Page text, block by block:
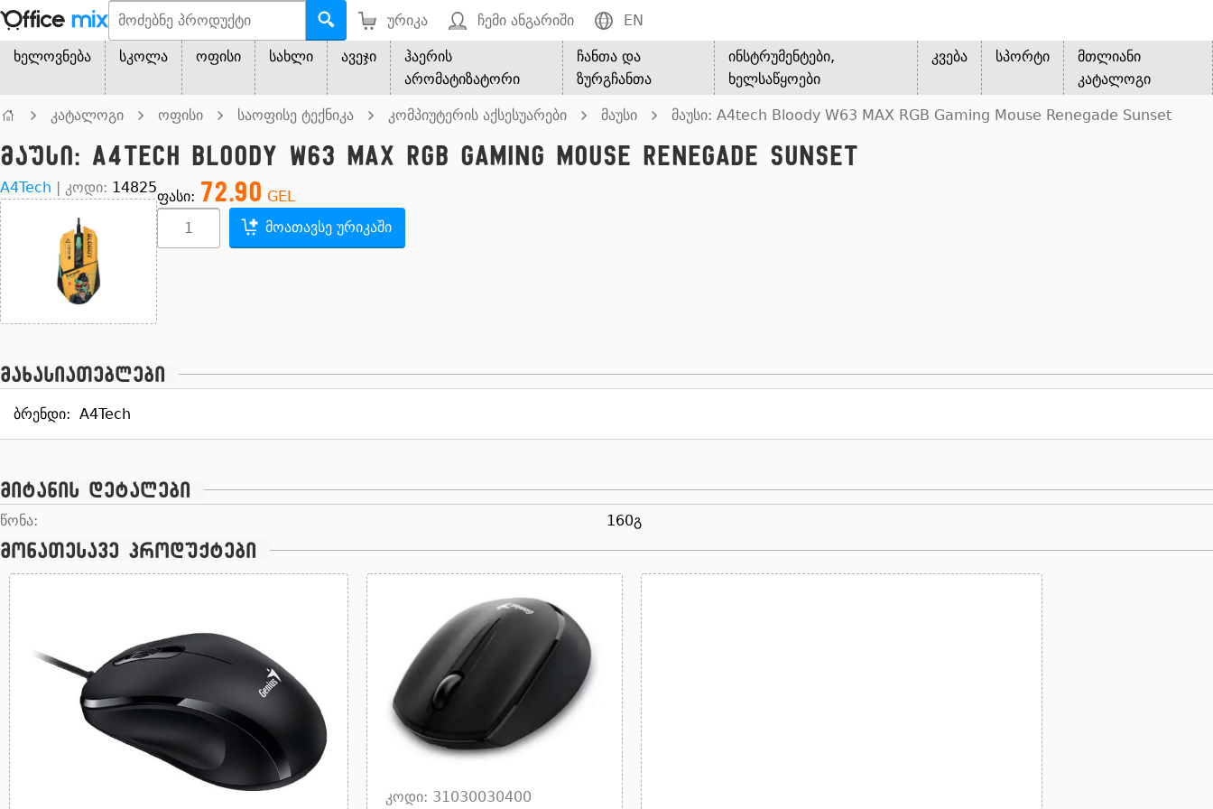
ურიკა ჩემი ანგარიში EN
ხელოვნება სკოლა ოფისი სახლი ავეჯი
ჰაერის
არომატიზატორი
ჩანთა და
ზურგჩანთა
ინსტრუმენტები,
ხელსაწყოები
კვება სპორტი
მთლიანი
კატალოგი
კატალოგი ოფისი საოფისე ტექნიკა კომპიუტერის აქსესუარები მაუსი მაუსი: A4tech Bloody W63 MAX RGB Gaming Mouse Renegade Sunset
მაუსი: A4tech Bloody W63 MAX RGB Gaming Mouse Renegade Sunset
A4Tech | კოდი: 14825
ფასი: 72.90 GEL
მოათავსე ურიკაში
მახასიათებლები
ბრენდი: A4Tech
მიტანის დეტალები
წონა: 160გ
მონათესავე პროდუქტები
კოდი: 31030030400